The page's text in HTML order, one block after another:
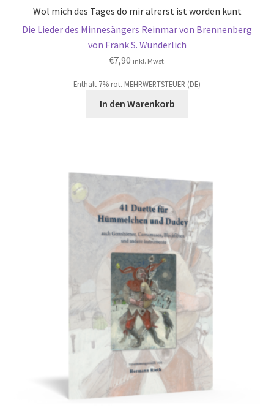
Wol mich des Tages do mir alrerst ist worden kunt
Die Lieder des Minnesängers Reinmar von Brennenberg
von Frank S. Wunderlich
€7,90 inkl. Mwst.
Enthält 7% rot. MEHRWERTSTEUER (DE)
In den Warenkorb